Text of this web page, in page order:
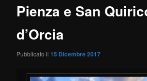
Pienza e San
d’Orcia
Pubblicato il15 Dicembre 2017